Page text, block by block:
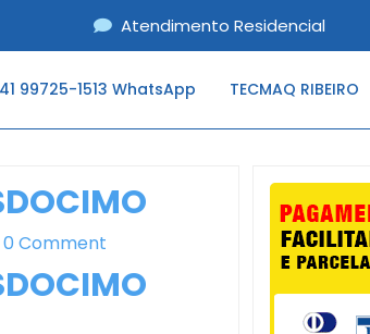
Atendimento Residencial
41 99725-1513 WhatsApp TECMAQ RIBEIRO
0 Comment